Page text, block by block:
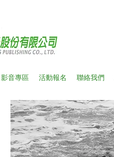
影音專區 活動報名 聯絡我們